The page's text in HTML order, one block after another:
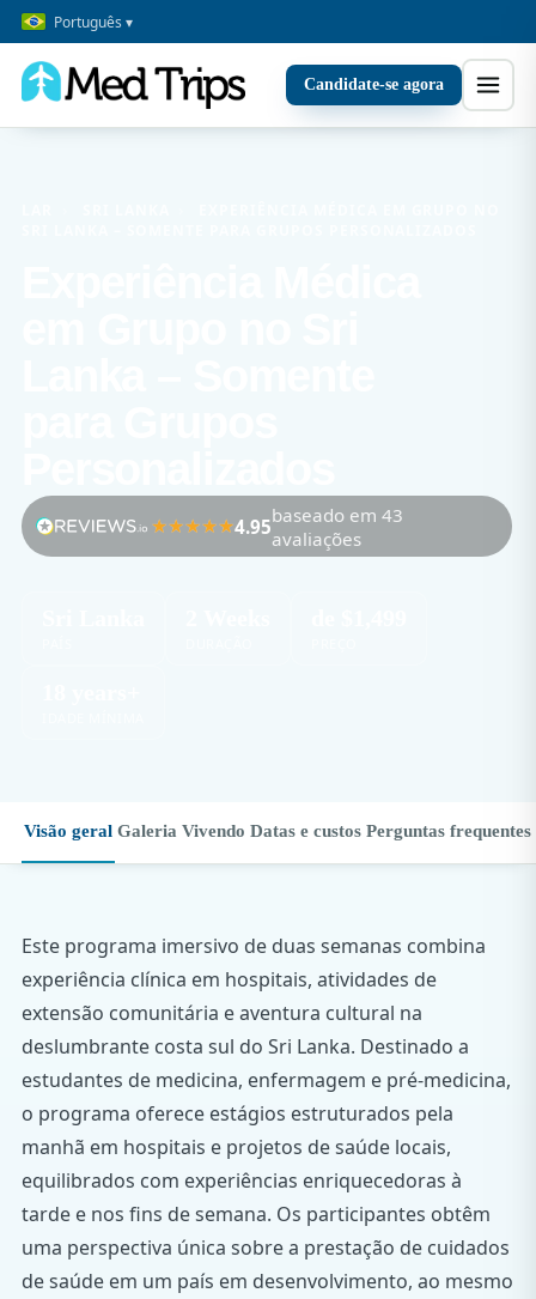
Português ▾
Candidate-se agora
4.95baseado em 43
avaliações
Visão geral Galeria Vivendo Datas e custos Perguntas frequentes
Este programa imersivo de duas semanas combina
experiência clínica em hospitais, atividades de
extensão comunitária e aventura cultural na
deslumbrante costa sul do Sri Lanka. Destinado a
estudantes de medicina, enfermagem e pré-medicina,
o programa oferece estágios estruturados pela
manhã em hospitais e projetos de saúde locais,
equilibrados com experiências enriquecedoras à
tarde e nos fins de semana. Os participantes obtêm
uma perspectiva única sobre a prestação de cuidados
de saúde em um país em desenvolvimento, ao mesmo